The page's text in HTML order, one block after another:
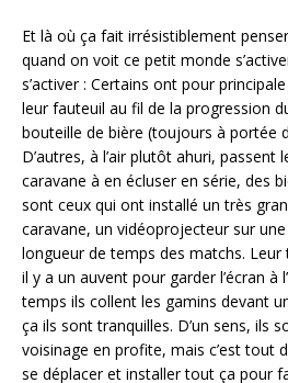
Et là où ça fait irrésistiblement
quand on voit ce petit monde
s’activer : Certains ont pour
leur fauteuil au fil de la progression
bouteille de bière (toujours à portée
D’autres, à l’air plutôt ahuri,
caravane à en écluser en série, des
sont ceux qui ont installé un très
caravane, un vidéoprojecteur sur
longueur de temps des matchs.
il y a un auvent pour garder l’écran à
temps ils collent les gamins devant
ça ils sont tranquilles. D’un sens, ils
voisinage en profite, mais c’est tout
se déplacer et installer tout ça pour